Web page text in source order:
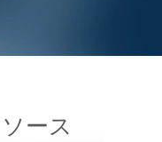
ース